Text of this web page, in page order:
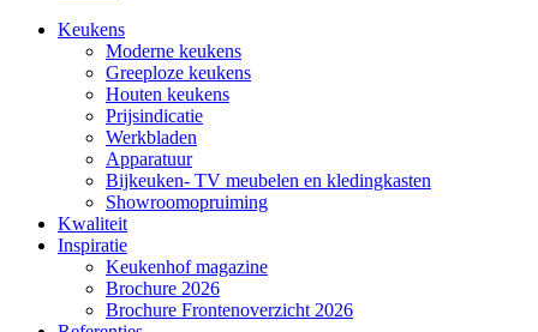
Keukens
Moderne keukens
Greeploze keukens
Houten keukens
Prijsindicatie
Werkbladen
Apparatuur
Bijkeuken- TV meubelen en kledingkasten
Showroomopruiming
Kwaliteit
Inspiratie
Keukenhof magazine
Brochure 2026
Brochure Frontenoverzicht 2026